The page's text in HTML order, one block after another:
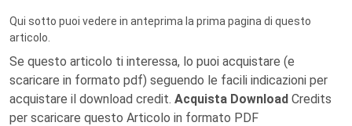
Qui sotto puoi vedere in anteprima la prima pagina di questo
articolo.
Se questo articolo ti interessa, lo puoi acquistare (e
scaricare in formato pdf) seguendo le facili indicazioni per
acquistare il download credit. Acquista Download Credits
per scaricare questo Articolo in formato PDF